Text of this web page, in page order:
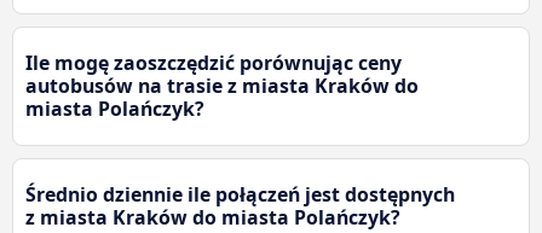
Ile mogę zaoszczędzić porównując ceny
autobusów na trasie z miasta Kraków do
miasta Polańczyk?
Średnio dziennie ile połączeń jest dostępnych
z miasta Kraków do miasta Polańczyk?